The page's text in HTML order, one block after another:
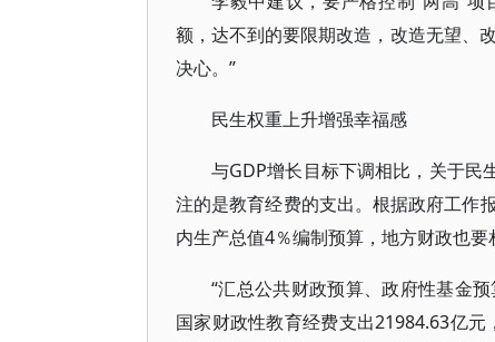
额，达不到的要限期改造，改造无望、
决心。”
民生权重上升增强幸福感
与GDP增长目标下调相比，关于民
注的是教育经费的支出。根据政府工作
内生产总值4％编制预算，地方财政也要
“汇总公共财政预算、政府性基金
国家财政性教育经费支出21984.63亿